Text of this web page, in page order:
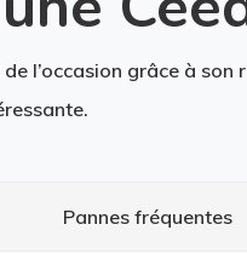
l’occasion grâce à
Pannes fréquentes